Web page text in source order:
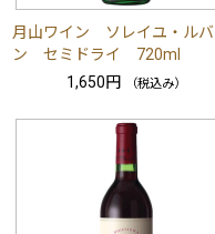
月山ワイン ソレイユ・ルバ
ン セミドライ 720ml
1,650円
（税込み）